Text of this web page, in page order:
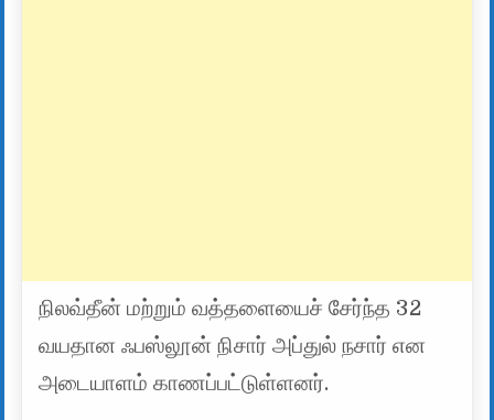
நிலவ்தீன் மற்றும் வத்தளையைச் சேர்ந்த 32
வயதான ஃபஸ்லூன் நிசார் அப்துல் நசார் என
அடையாளம் காணப்பட்டுள்ளனர்.